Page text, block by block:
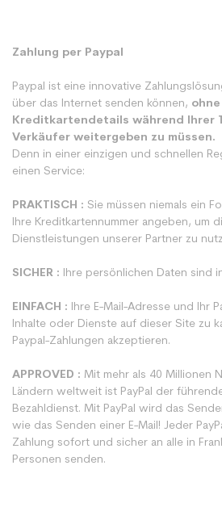
Zahlung per Paypal
Paypal ist eine innovative
über das Internet senden können,
Kreditkartendetails während Ihrer
Verkäufer weitergeben zu müssen.
Denn in einer einzigen und schnellen
einen Service:
PRAKTISCH : Sie müssen niemals ein
Ihre Kreditkartennummer angeben, um
Dienstleistungen unserer Partner zu
SICHER : Ihre persönlichen Daten sind
EINFACH : Ihre E-Mail-Adresse und Ihr
Inhalte oder Dienste auf dieser Site zu
Paypal-Zahlungen akzeptieren.
APPROVED : Mit mehr als 40 Millionen
Ländern weltweit ist PayPal der
Bezahldienst. Mit PayPal wird das
wie das Senden einer E-Mail! Jeder
Zahlung sofort und sicher an alle in
Personen senden.